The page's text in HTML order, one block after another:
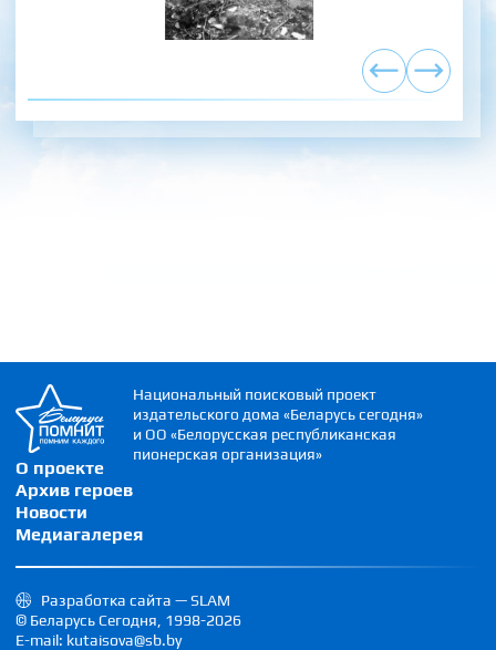
О проекте
Архив героев
Новости
Медиагалерея
Национальный поисковый проект
издательского дома «Беларусь сегодня»
и ОО «Белорусская республиканская
пионерская организация»
Разработка сайта — SLAM
© Беларусь Сегодня, 1998-2026
E-mail: kutaisova@sb.by